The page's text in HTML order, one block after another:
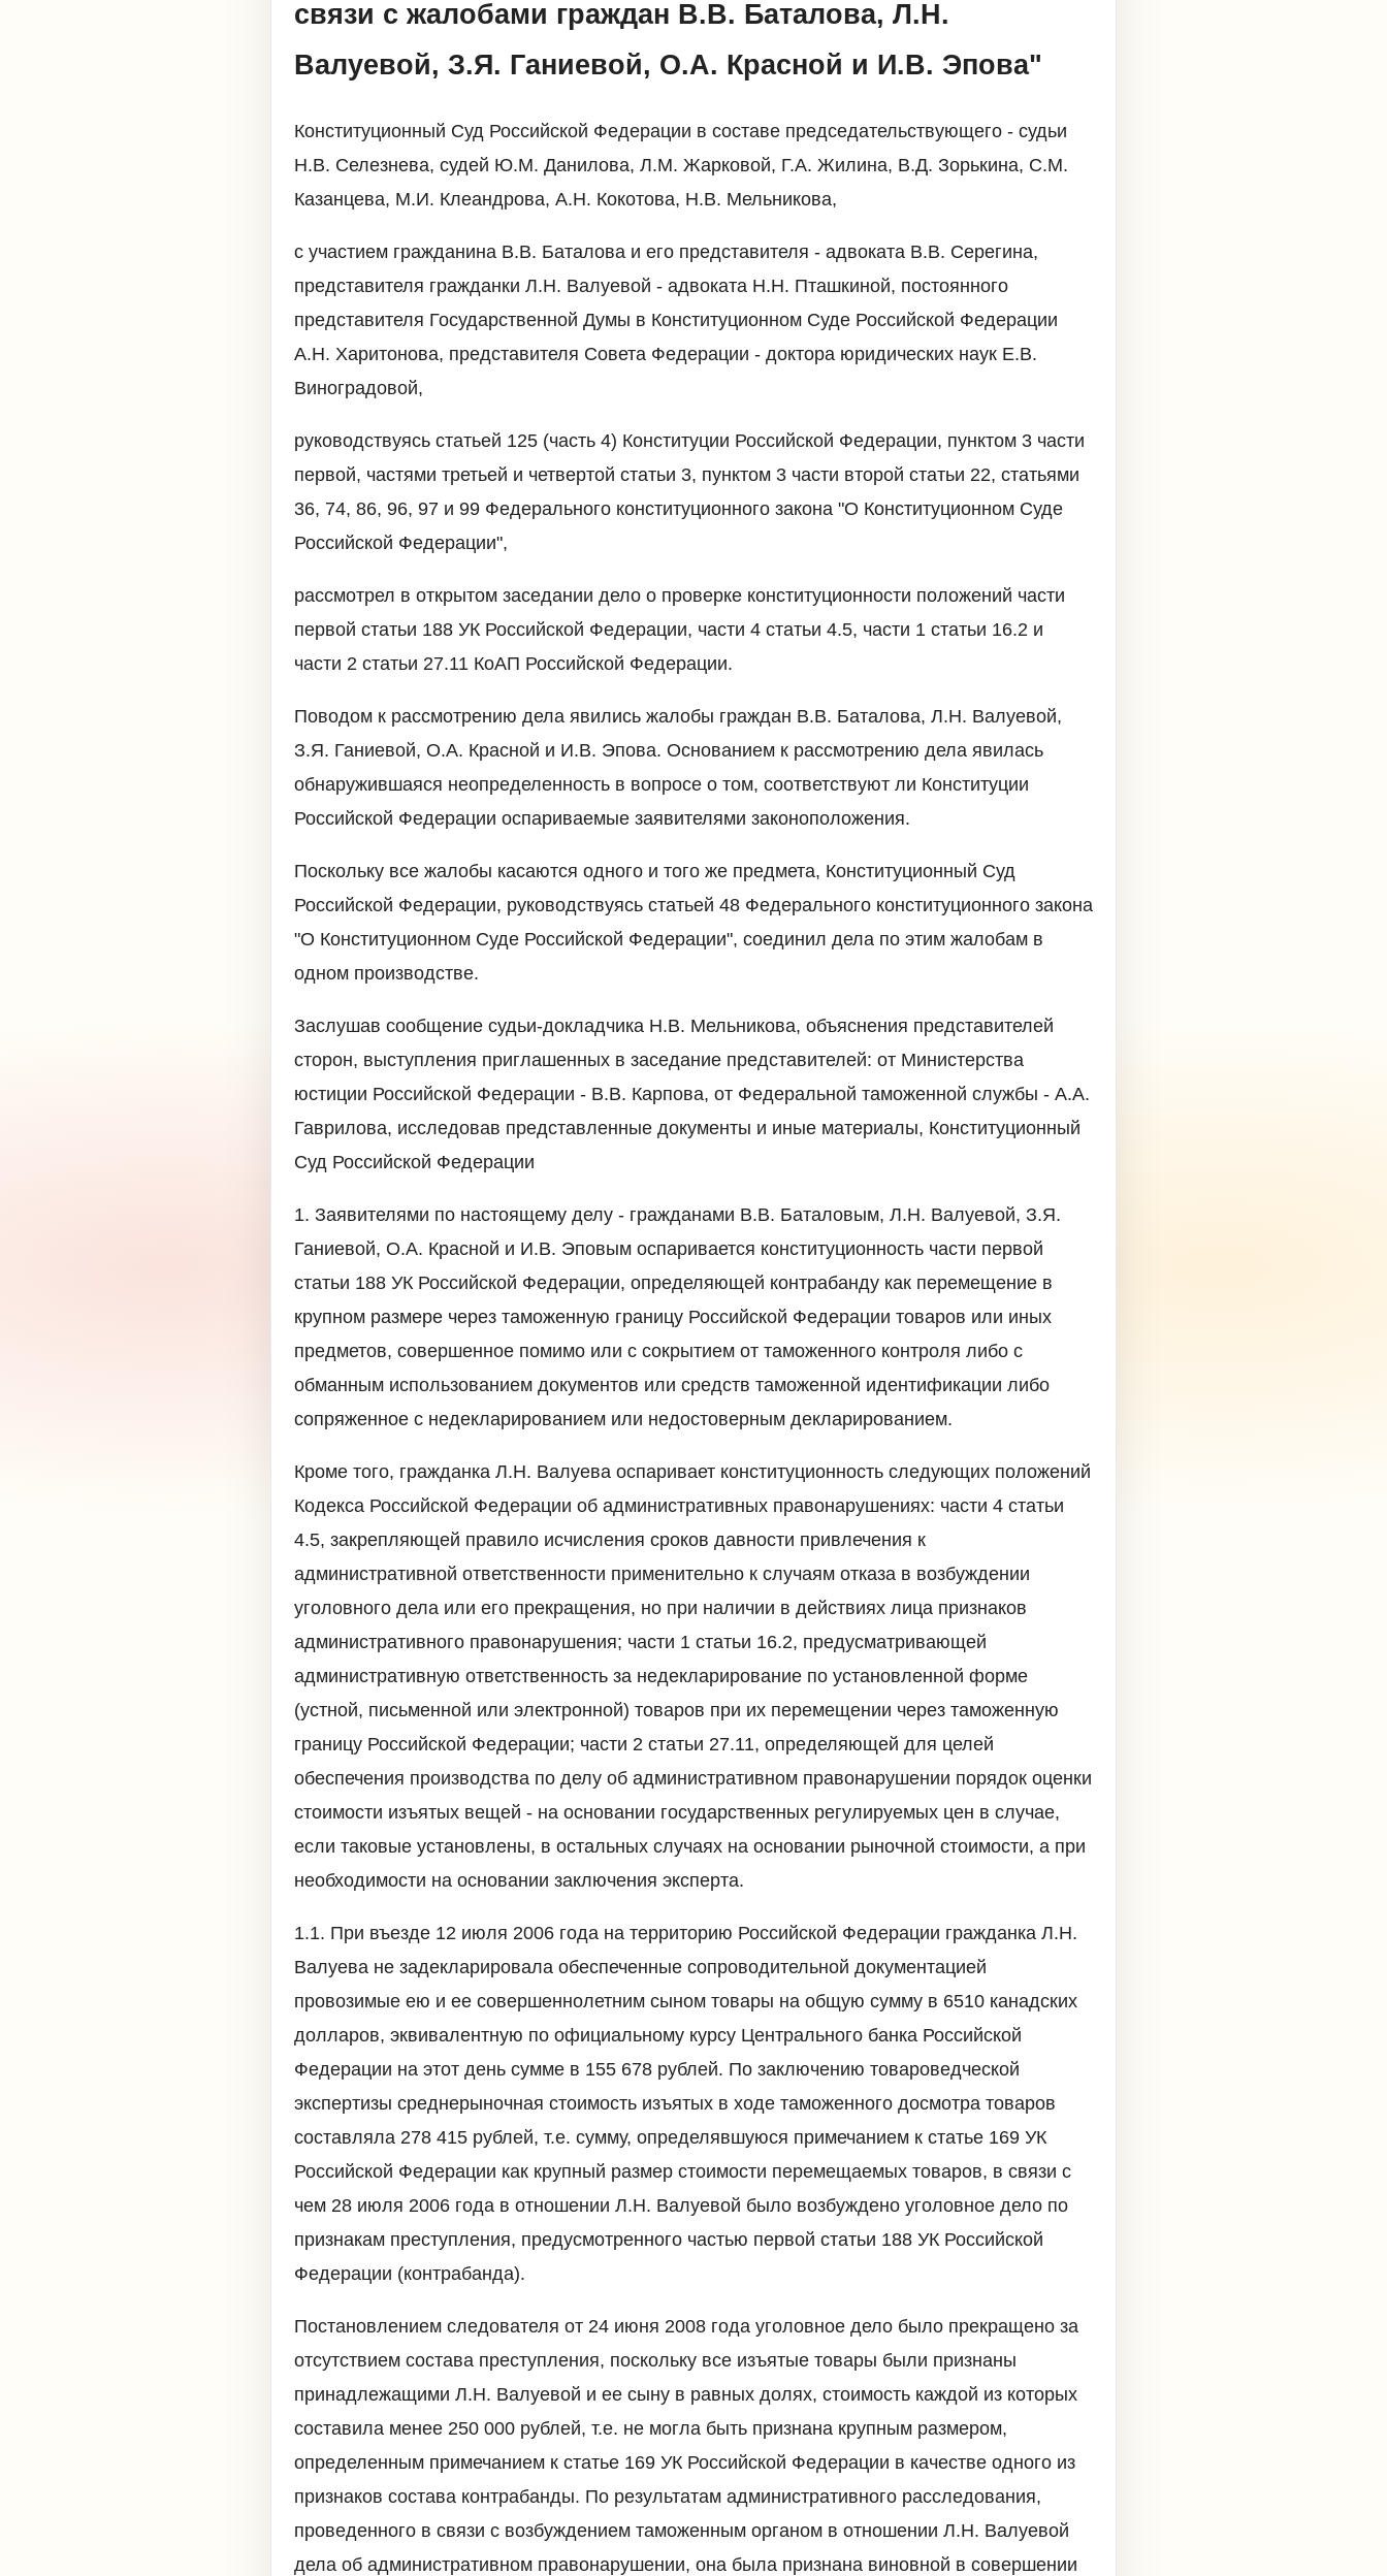
связи с жалобами граждан В.В. Баталова, Л.Н.
Валуевой, З.Я. Ганиевой, О.А. Красной и И.В. Эпова"
Конституционный Суд Российской Федерации в составе председательствующего - судьи
Н.В. Селезнева, судей Ю.М. Данилова, Л.М. Жарковой, Г.А. Жилина, В.Д. Зорькина, С.М.
Казанцева, М.И. Клеандрова, А.Н. Кокотова, Н.В. Мельникова,
с участием гражданина В.В. Баталова и его представителя - адвоката В.В. Серегина,
представителя гражданки Л.Н. Валуевой - адвоката Н.Н. Пташкиной, постоянного
представителя Государственной Думы в Конституционном Суде Российской Федерации
А.Н. Харитонова, представителя Совета Федерации - доктора юридических наук Е.В.
Виноградовой,
руководствуясь статьей 125 (часть 4) Конституции Российской Федерации, пунктом 3 части
первой, частями третьей и четвертой статьи 3, пунктом 3 части второй статьи 22, статьями
36, 74, 86, 96, 97 и 99 Федерального конституционного закона "О Конституционном Суде
Российской Федерации",
рассмотрел в открытом заседании дело о проверке конституционности положений части
первой статьи 188 УК Российской Федерации, части 4 статьи 4.5, части 1 статьи 16.2 и
части 2 статьи 27.11 КоАП Российской Федерации.
Поводом к рассмотрению дела явились жалобы граждан В.В. Баталова, Л.Н. Валуевой,
З.Я. Ганиевой, О.А. Красной и И.В. Эпова. Основанием к рассмотрению дела явилась
обнаружившаяся неопределенность в вопросе о том, соответствуют ли Конституции
Российской Федерации оспариваемые заявителями законоположения.
Поскольку все жалобы касаются одного и того же предмета, Конституционный Суд
Российской Федерации, руководствуясь статьей 48 Федерального конституционного закона
"О Конституционном Суде Российской Федерации", соединил дела по этим жалобам в
одном производстве.
Заслушав сообщение судьи-докладчика Н.В. Мельникова, объяснения представителей
сторон, выступления приглашенных в заседание представителей: от Министерства
юстиции Российской Федерации - В.В. Карпова, от Федеральной таможенной службы - А.А.
Гаврилова, исследовав представленные документы и иные материалы, Конституционный
Суд Российской Федерации
1. Заявителями по настоящему делу - гражданами В.В. Баталовым, Л.Н. Валуевой, З.Я.
Ганиевой, О.А. Красной и И.В. Эповым оспаривается конституционность части первой
статьи 188 УК Российской Федерации, определяющей контрабанду как перемещение в
крупном размере через таможенную границу Российской Федерации товаров или иных
предметов, совершенное помимо или с сокрытием от таможенного контроля либо с
обманным использованием документов или средств таможенной идентификации либо
сопряженное с недекларированием или недостоверным декларированием.
Кроме того, гражданка Л.Н. Валуева оспаривает конституционность следующих положений
Кодекса Российской Федерации об административных правонарушениях: части 4 статьи
4.5, закрепляющей правило исчисления сроков давности привлечения к
административной ответственности применительно к случаям отказа в возбуждении
уголовного дела или его прекращения, но при наличии в действиях лица признаков
административного правонарушения; части 1 статьи 16.2, предусматривающей
административную ответственность за недекларирование по установленной форме
(устной, письменной или электронной) товаров при их перемещении через таможенную
границу Российской Федерации; части 2 статьи 27.11, определяющей для целей
обеспечения производства по делу об административном правонарушении порядок оценки
стоимости изъятых вещей - на основании государственных регулируемых цен в случае,
если таковые установлены, в остальных случаях на основании рыночной стоимости, а при
необходимости на основании заключения эксперта.
1.1. При въезде 12 июля 2006 года на территорию Российской Федерации гражданка Л.Н.
Валуева не задекларировала обеспеченные сопроводительной документацией
провозимые ею и ее совершеннолетним сыном товары на общую сумму в 6510 канадских
долларов, эквивалентную по официальному курсу Центрального банка Российской
Федерации на этот день сумме в 155 678 рублей. По заключению товароведческой
экспертизы среднерыночная стоимость изъятых в ходе таможенного досмотра товаров
составляла 278 415 рублей, т.е. сумму, определявшуюся примечанием к статье 169 УК
Российской Федерации как крупный размер стоимости перемещаемых товаров, в связи с
чем 28 июля 2006 года в отношении Л.Н. Валуевой было возбуждено уголовное дело по
признакам преступления, предусмотренного частью первой статьи 188 УК Российской
Федерации (контрабанда).
Постановлением следователя от 24 июня 2008 года уголовное дело было прекращено за
отсутствием состава преступления, поскольку все изъятые товары были признаны
принадлежащими Л.Н. Валуевой и ее сыну в равных долях, стоимость каждой из которых
составила менее 250 000 рублей, т.е. не могла быть признана крупным размером,
определенным примечанием к статье 169 УК Российской Федерации в качестве одного из
признаков состава контрабанды. По результатам административного расследования,
проведенного в связи с возбуждением таможенным органом в отношении Л.Н. Валуевой
дела об административном правонарушении, она была признана виновной в совершении